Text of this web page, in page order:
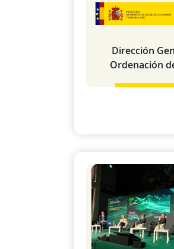
Dirección
Ordenación